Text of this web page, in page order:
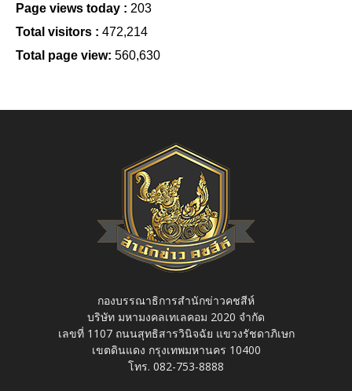
Page views today : 203
Total visitors : 472,214
Total page view: 560,630
กองบรรณาธิการสำนักข่าวคชสีห์
บริษัท มหามงคลเทเลคอม 2020 จำกัด
เลขที่ 1107 ถนนสุทธิสารวินิจฉัย แขวงรัชดาภิเษก
เขตดินแดง กรุงเทพมหานคร 10400
โทร. 082-753-8888